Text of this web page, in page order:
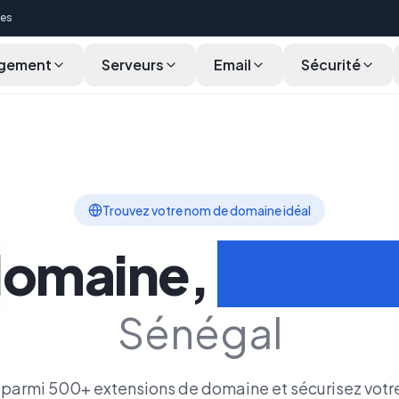
Serveurs Email Sécurité
Trouvez votre nom de domaine idéal
Sénégal
500+ extensions de domaine et sécurisez
en Masse Fonctionnalités Cycle de Vie Transférer